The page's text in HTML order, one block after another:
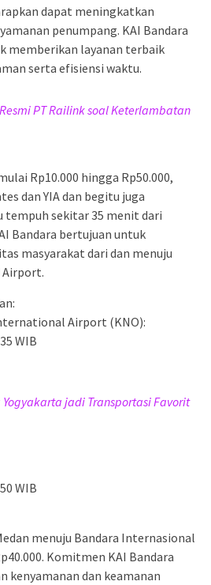
dapat meningkatkan
penumpang. KAI Bandara
memberikan layanan terbaik
serta efisiensi waktu.
PT Railink soal Keterlambatan
Rp10.000 hingga Rp50.000,
dan YIA dan begitu juga
tempuh sekitar 35 menit dari
Bandara bertujuan untuk
masyarakat dari dan menuju
Airport (KNO):
WIB
Yogyakarta jadi Transportasi Favorit
WIB
menuju Bandara Internasional
Komitmen KAI Bandara
kenyamanan dan keamanan